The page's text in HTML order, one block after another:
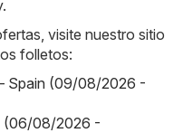
visite nuestro sitio
folletos:
Spain (09/08/2026 -
(06/08/2026 -